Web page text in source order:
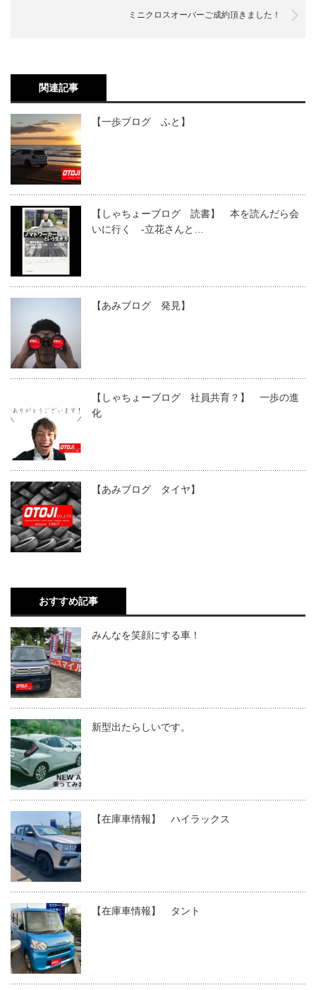
ミニクロスオーバーご成約頂きました！
関連記事
【一歩ブログ ふと】
【しゃちょーブログ 読書】 本を読んだら会
いに行く -立花さんと…
【あみブログ 発見】
【しゃちょーブログ 社員共育？】 一歩の進
化
【あみブログ タイヤ】
おすすめ記事
みんなを笑顔にする車！
新型出たらしいです。
【在庫車情報】 ハイラックス
【在庫車情報】 タント